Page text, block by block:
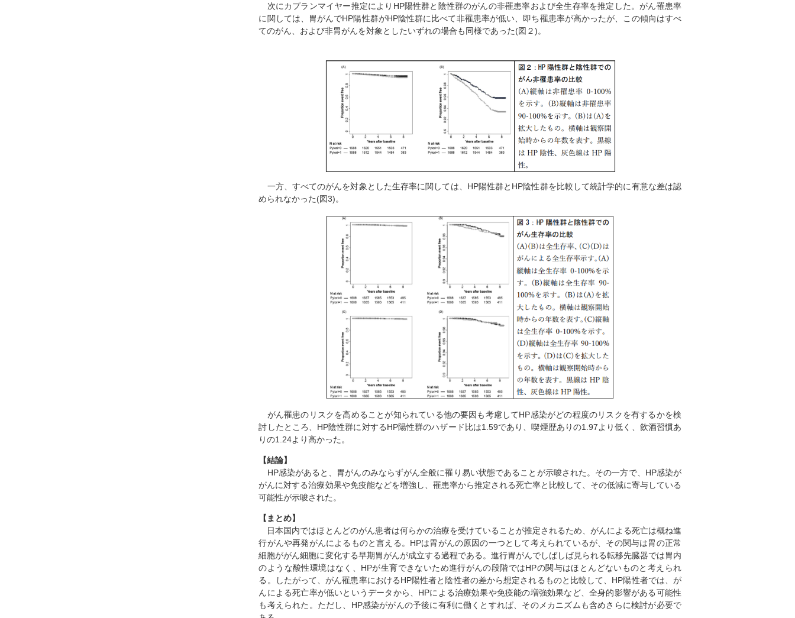
次にカプランマイヤー推定によりHP陽性群と陰性群のがんの非罹患率および全生存率を推定した。がん罹患率
に関しては、胃がんでHP陽性群がHP陰性群に比べて非罹患率が低い、即ち罹患率が高かったが、この傾向はすべ
てのがん、および非胃がんを対象としたいずれの場合も同様であった(図２)。
一方、すべてのがんを対象とした生存率に関しては、HP陽性群とHP陰性群を比較して統計学的に有意な差は認
められなかった(図3)。
がん罹患のリスクを高めることが知られている他の要因も考慮してHP感染がどの程度のリスクを有するかを検
討したところ、HP陰性群に対するHP陽性群のハザード比は1.59であり、喫煙歴ありの1.97より低く、飲酒習慣あ
りの1.24より高かった。
【結論】
HP感染があると、胃がんのみならずがん全般に罹り易い状態であることが示唆された。その一方で、HP感染が
がんに対する治療効果や免疫能などを増強し、罹患率から推定される死亡率と比較して、その低減に寄与している
可能性が示唆された。
【まとめ】
日本国内ではほとんどのがん患者は何らかの治療を受けていることが推定されるため、がんによる死亡は概ね進
行がんや再発がんによるものと言える。HPは胃がんの原因の一つとして考えられているが、その関与は胃の正常
細胞ががん細胞に変化する早期胃がんが成立する過程である。進行胃がんでしばしば見られる転移先臓器では胃内
のような酸性環境はなく、HPが生育できないため進行がんの段階ではHPの関与はほとんどないものと考えられ
る。したがって、がん罹患率におけるHP陽性者と陰性者の差から想定されるものと比較して、HP陽性者では、が
んによる死亡率が低いというデータから、HPによる治療効果や免疫能の増強効果など、全身的影響がある可能性
も考えられた。ただし、HP感染ががんの予後に有利に働くとすれば、そのメカニズムも含めさらに検討が必要で